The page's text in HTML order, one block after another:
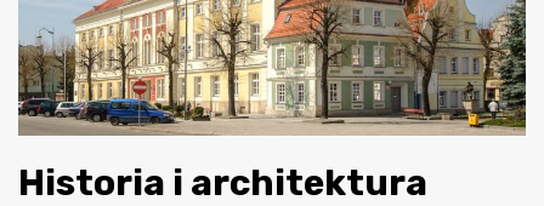
Historia i architektura